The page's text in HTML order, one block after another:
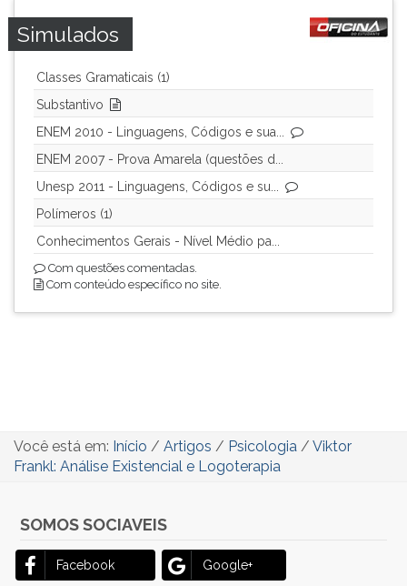
Simulados
Classes Gramaticais (1)
Substantivo
ENEM 2010 - Linguagens, Códigos e sua...
ENEM 2007 - Prova Amarela (questões d...
Unesp 2011 - Linguagens, Códigos e su...
Polímeros (1)
Conhecimentos Gerais - Nível Médio pa...
Com questões comentadas.
Com conteúdo específico no site.
Você está em: Início / Artigos / Psicologia / Viktor
Frankl: Análise Existencial e Logoterapia
SOMOS SOCIAVEIS
Facebook Google+